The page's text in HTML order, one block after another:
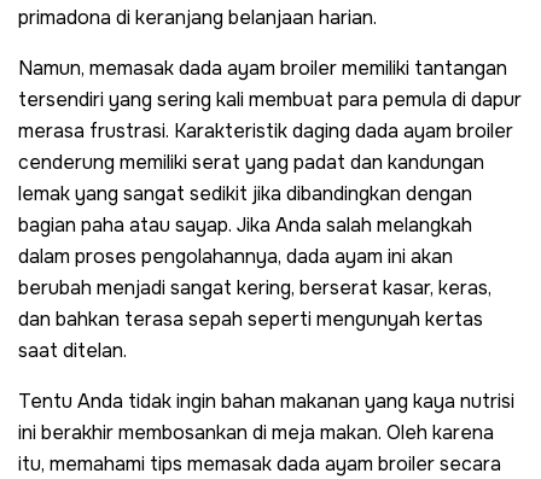
primadona di keranjang belanjaan harian.
Namun, memasak dada ayam broiler memiliki tantangan
tersendiri yang sering kali membuat para pemula di dapur
merasa frustrasi. Karakteristik daging dada ayam broiler
cenderung memiliki serat yang padat dan kandungan
lemak yang sangat sedikit jika dibandingkan dengan
bagian paha atau sayap. Jika Anda salah melangkah
dalam proses pengolahannya, dada ayam ini akan
berubah menjadi sangat kering, berserat kasar, keras,
dan bahkan terasa sepah seperti mengunyah kertas
saat ditelan.
Tentu Anda tidak ingin bahan makanan yang kaya nutrisi
ini berakhir membosankan di meja makan. Oleh karena
itu, memahami tips memasak dada ayam broiler secara